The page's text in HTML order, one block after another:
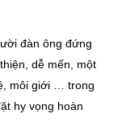
đàn ông đứng
dễ mến, một
môi giới … trong
hy vọng hoàn